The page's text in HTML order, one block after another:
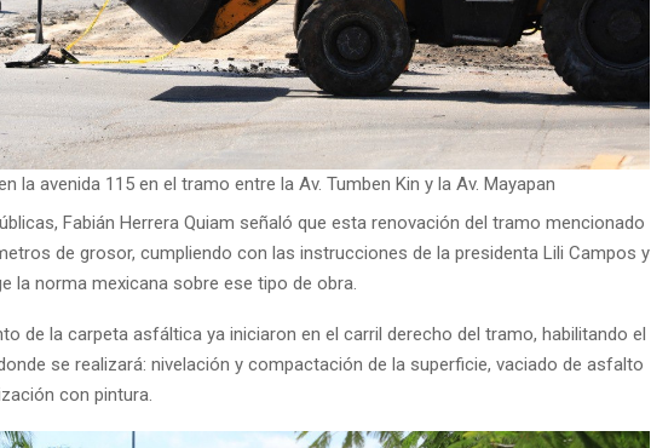
la avenida 115 en el tramo entre la Av. Tumben Kin y la Av. Mayapan
Fabián Herrera Quiam señaló que esta renovación del tramo mencionado
de grosor, cumpliendo con las instrucciones de la presidenta Lili Campos y
la norma mexicana sobre ese tipo de obra.
de la carpeta asfáltica ya iniciaron en el carril derecho del tramo, habilitando el
se realizará: nivelación y compactación de la superficie, vaciado de asfalto
con pintura.